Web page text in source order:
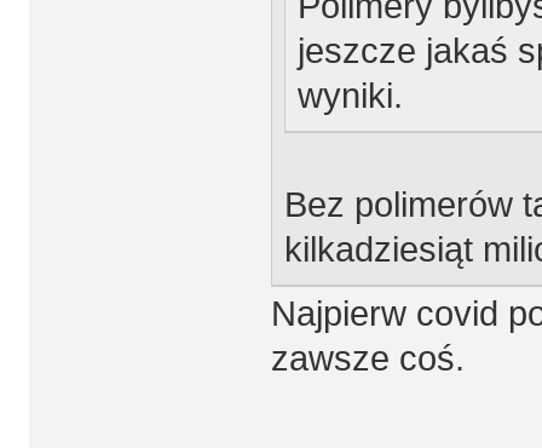
jeszcze jakaś
wyniki.
Bez polimerów
kilkadziesiąt
Najpierw covid
zawsze coś.